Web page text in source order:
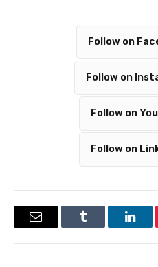
Follow on
Follow on
Follow on
Follow on
LinkedIn
Tumblr
Email